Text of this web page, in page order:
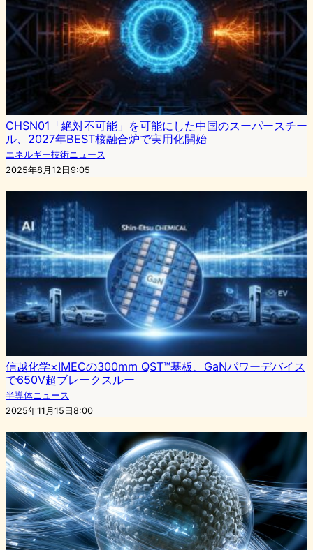
CHSN01「絶対不可能」を可能にした中国のスーパースチー
ル、2027年BEST核融合炉で実用化開始
エネルギー技術ニュース
2025年8月12日9:05
信越化学×IMECの300mm QST™基板、GaNパワーデバイス
で650V超ブレークスルー
半導体ニュース
2025年11月15日8:00